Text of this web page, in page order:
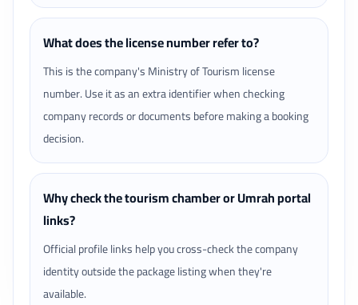
What does the license number refer to?
This is the company's Ministry of Tourism license
number. Use it as an extra identifier when checking
company records or documents before making a booking
decision.
Why check the tourism chamber or Umrah portal
links?
Official profile links help you cross-check the company
identity outside the package listing when they're
available.